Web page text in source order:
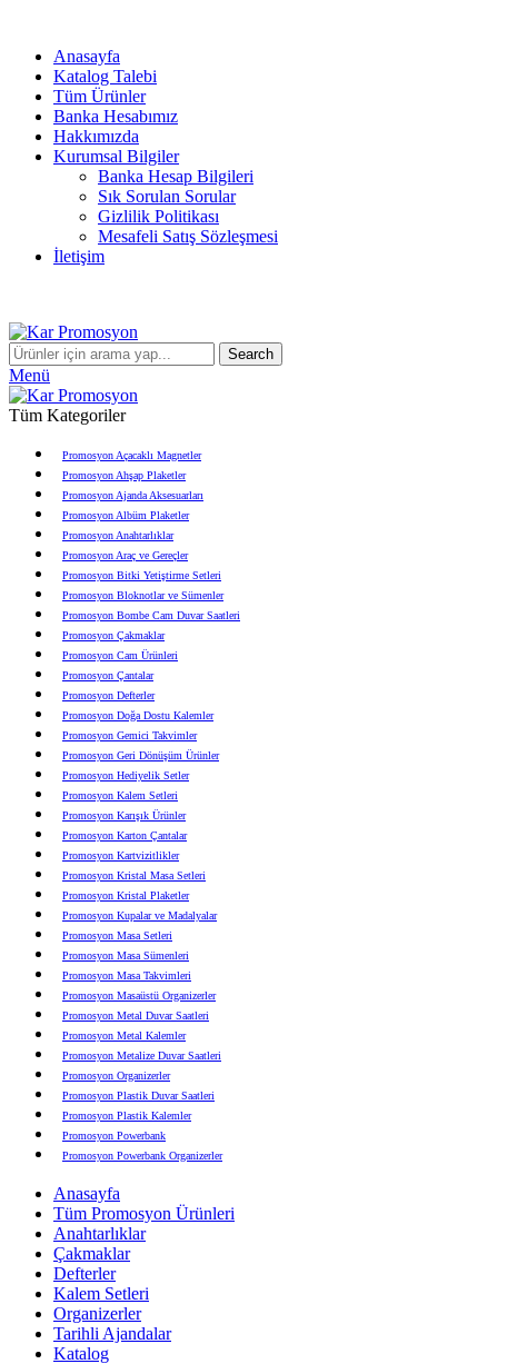
Anasayfa
Katalog Talebi
Tüm Ürünler
Banka Hesabımız
Hakkımızda
Kurumsal Bilgiler
Banka Hesap Bilgileri
Sık Sorulan Sorular
Gizlilik Politikası
Mesafeli Satış Sözleşmesi
İletişim
Search
Menü
Tüm Kategoriler
Promosyon Açacaklı Magnetler
Promosyon Ahşap Plaketler
Promosyon Ajanda Aksesuarları
Promosyon Albüm Plaketler
Promosyon Anahtarlıklar
Promosyon Araç ve Gereçler
Promosyon Bitki Yetiştirme Setleri
Promosyon Bloknotlar ve Sümenler
Promosyon Bombe Cam Duvar Saatleri
Promosyon Çakmaklar
Promosyon Cam Ürünleri
Promosyon Çantalar
Promosyon Defterler
Promosyon Doğa Dostu Kalemler
Promosyon Gemici Takvimler
Promosyon Geri Dönüşüm Ürünler
Promosyon Hediyelik Setler
Promosyon Kalem Setleri
Promosyon Karışık Ürünler
Promosyon Karton Çantalar
Promosyon Kartvizitlikler
Promosyon Kristal Masa Setleri
Promosyon Kristal Plaketler
Promosyon Kupalar ve Madalyalar
Promosyon Masa Setleri
Promosyon Masa Sümenleri
Promosyon Masa Takvimleri
Promosyon Masaüstü Organizerler
Promosyon Metal Duvar Saatleri
Promosyon Metal Kalemler
Promosyon Metalize Duvar Saatleri
Promosyon Organizerler
Promosyon Plastik Duvar Saatleri
Promosyon Plastik Kalemler
Promosyon Powerbank
Promosyon Powerbank Organizerler
Promosyon Şapka
Promosyon Sekreter Bloknotlar
Promosyon Seramik ve Porselen Ürünler
Promosyon Speakerlar
Promosyon Tarihli Ajandalar
Promosyon Teknoloji Ürünleri
Promosyon Telefon Standları
Promosyon Termoslar
Promosyon Tişörtler
Anasayfa
Tüm Promosyon Ürünleri
Anahtarlıklar
Çakmaklar
Defterler
Kalem Setleri
Organizerler
Tarihli Ajandalar
Katalog